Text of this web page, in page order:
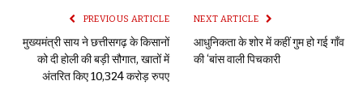
PREVIOUS ARTICLE
मुख्यमंत्री साय ने छत्तीसगढ़ के किसानों
को दी होली की बड़ी सौगात, खातों में
अंतरित किए 10,324 करोड़ रुपए
NEXT ARTICLE
आधुनिकता के शोर में कहीं गुम हो गई गाँव
की ‘बांस वाली पिचकारी